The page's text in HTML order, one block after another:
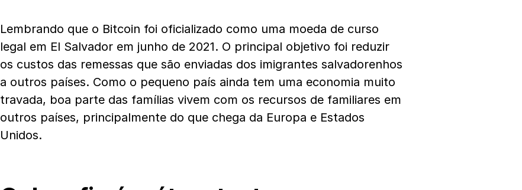
Lembrando que o Bitcoin foi oficializado como uma moeda de curso
legal em El Salvador em junho de 2021. O principal objetivo foi reduzir
os custos das remessas que são enviadas dos imigrantes salvadorenhos
a outros países. Como o pequeno país ainda tem uma economia muito
travada, boa parte das famílias vivem com os recursos de familiares em
outros países, principalmente do que chega da Europa e Estados
Unidos.